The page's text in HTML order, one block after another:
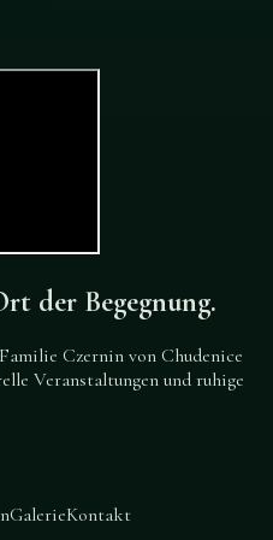
der Begegnung.
Czernin von Chudenice
Veranstaltungen und ruhige
GalerieKontakt